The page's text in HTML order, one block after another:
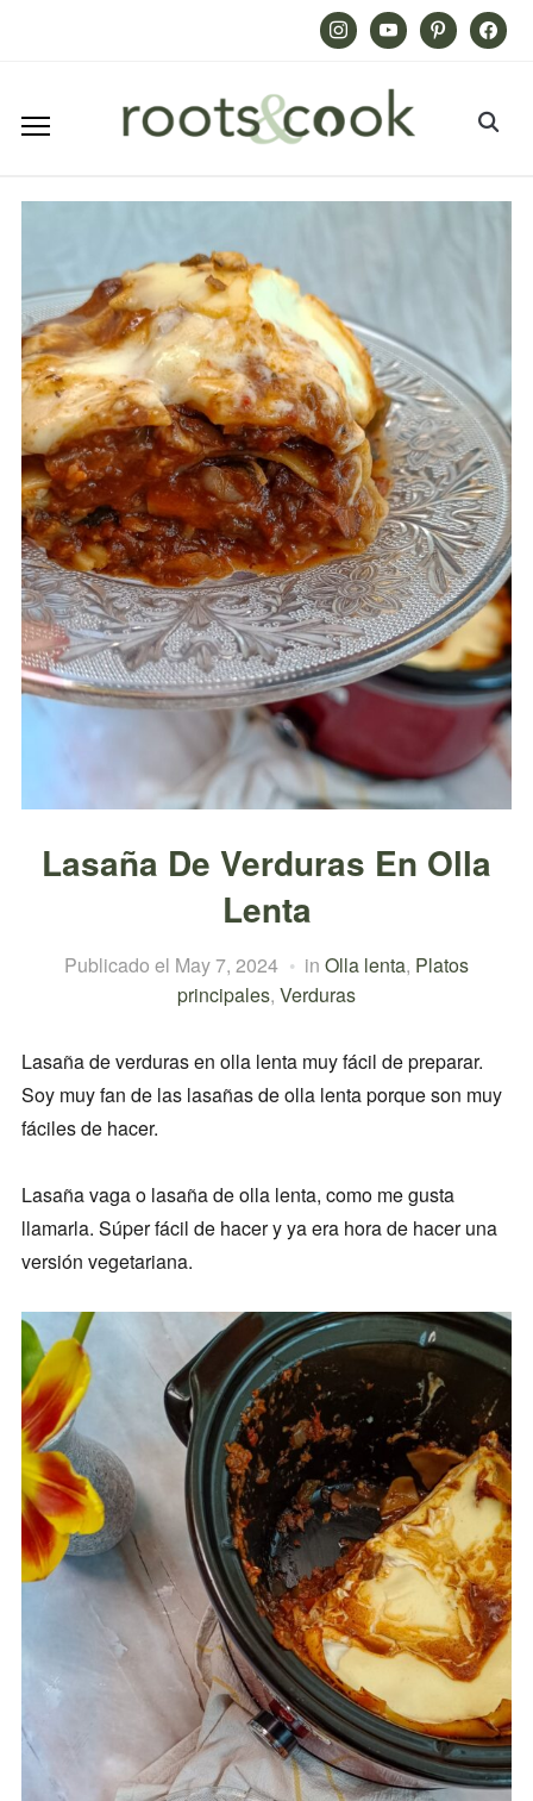
InstagramYoutube PinterestFacebook
Lasaña De Verduras En Olla
Lenta
Publicado el May 7, 2024 in Olla lenta, Platos
principales, Verduras
Lasaña de verduras en olla lenta muy fácil de preparar.
Soy muy fan de las lasañas de olla lenta porque son muy
fáciles de hacer.
Lasaña vaga o lasaña de olla lenta, como me gusta
llamarla. Súper fácil de hacer y ya era hora de hacer una
versión vegetariana.